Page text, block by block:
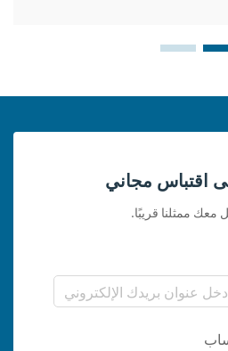
اقتباس مجاني
معك ممثلنا قريبًا.